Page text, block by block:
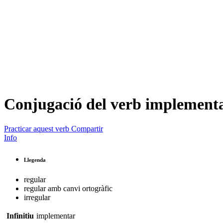
Conjugació del verb
Practicar aquest verb Compartir
Info
Llegenda
regular
regular amb canvi ortogràfic
irregular
Infinitiu implementar